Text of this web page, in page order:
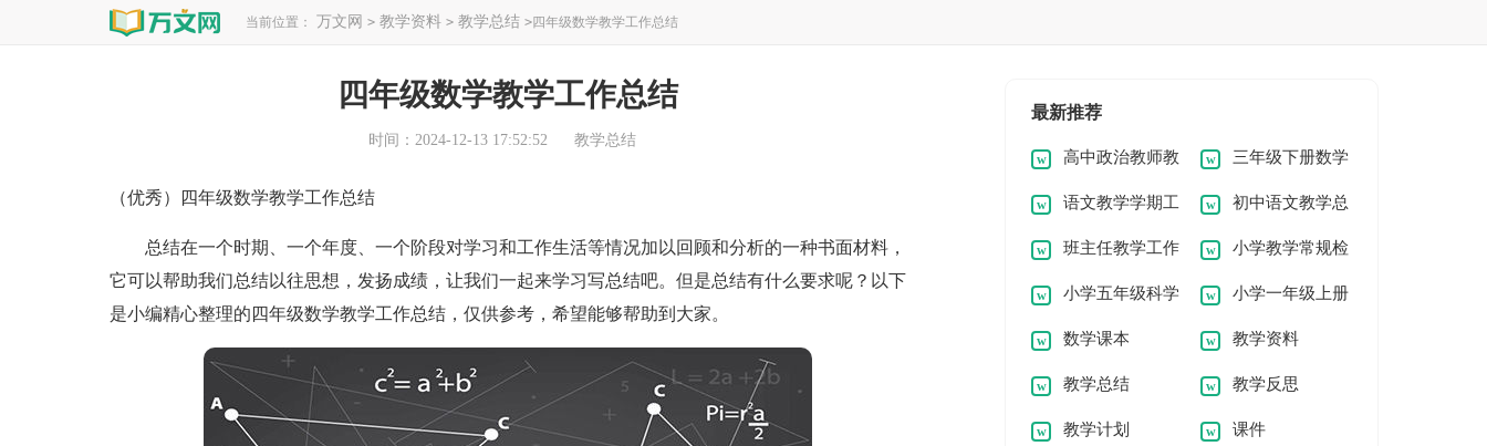
当前位置： 万文网 > 教学资料 > 教学总结 >四年级数学教学工作总结
四年级数学教学工作总结
时间：2024-12-13 17:52:52 教学总结
（优秀）四年级数学教学工作总结
总结在一个时期、一个年度、一个阶段对学习和工作生活等情况加以回顾和分析的一种书面材料，
它可以帮助我们总结以往思想，发扬成绩，让我们一起来学习写总结吧。但是总结有什么要求呢？以下
是小编精心整理的四年级数学教学工作总结，仅供参考，希望能够帮助到大家。
最新推荐
高中政治教师教
学工作总结
三年级下册数学
教学总结
语文教学学期工
作总结
初中语文教学总
结
班主任教学工作
总结
小学教学常规检
查总结
小学五年级科学
教学总结
小学一年级上册
语文教学工作总结
数学课本 教学资料
教学总结 教学反思
教学计划 课件